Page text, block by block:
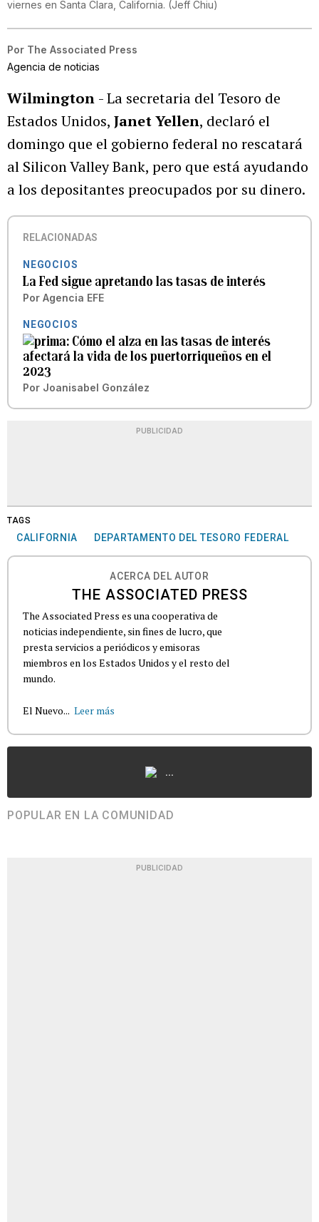
viernes en Santa Clara, California. (Jeff Chiu)
Por The Associated Press
Agencia de noticias
Wilmington - La secretaria del Tesoro de
Estados Unidos, Janet Yellen, declaró el
domingo que el gobierno federal no rescatará
al Silicon Valley Bank, pero que está ayudando
a los depositantes preocupados por su dinero.
RELACIONADAS
NEGOCIOS
La Fed sigue apretando las tasas de interés
Por Agencia EFE
NEGOCIOS
Cómo el alza en las tasas de interés
afectará la vida de los puertorriqueños en el
2023
Por Joanisabel González
PUBLICIDAD
TAGS
CALIFORNIA DEPARTAMENTO DEL TESORO FEDERAL
ACERCA DEL AUTOR
THE ASSOCIATED PRESS
The Associated Press es una cooperativa de
noticias independiente, sin fines de lucro, que
presta servicios a periódicos y emisoras
miembros en los Estados Unidos y el resto del
mundo.
El Nuevo... Leer más
...
POPULAR EN LA COMUNIDAD
PUBLICIDAD